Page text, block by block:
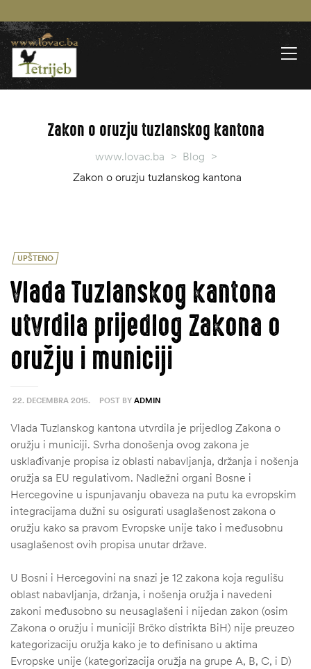
Zakon o oruzju tuzlanskog kantona
www.lovac.ba > Blog >
Zakon o oruzju tuzlanskog kantona
UPŠTENO
22. DECEMBRA 2015. POST BY ADMIN
Vlada Tuzlanskog kantona
utvrdila prijedlog Zakona o
oružju i municiji
Vlada Tuzlanskog kantona utvrdila je prijedlog Zakona o
oružju i municiji. Svrha donošenja ovog zakona je
usklađivanje propisa iz oblasti nabavljanja, držanja i nošenja
oružja sa EU regulativom. Nadležni organi Bosne i
Hercegovine u ispunjavanju obaveza na putu ka evropskim
integracijama dužni su osigurati usaglašenost zakona o
oružju kako sa pravom Evropske unije tako i međusobnu
usaglašenost ovih propisa unutar države.
U Bosni i Hercegovini na snazi je 12 zakona koja regulišu
oblast nabavljanja, držanja, i nošenja oružja i navedeni
zakoni međusobno su neusaglašeni i nijedan zakon (osim
Zakona o oružju i municiji Brčko distrikta BiH) nije preuzeo
kategorizaciju oružja kako je to definisano u aktima
Evropske unije (kategorizacija oružja na grupe A, B, C, i D)